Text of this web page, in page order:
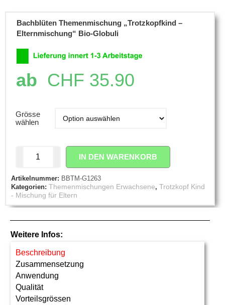
Bachblüten Themenmischung „Trotzkopfkind –
Elternmischung“ Bio-Globuli
ab CHF 35.90
Grösse
wählen
IN DEN WARENKORB
Artikelnummer: BBTM-G1263
Kategorien: Themenmischungen Erwachsene, Trotzkopf Kind
- Mischung für Eltern
Weitere Infos:
Beschreibung
Zusammensetzung
Anwendung
Qualität
Vorteilsgrössen